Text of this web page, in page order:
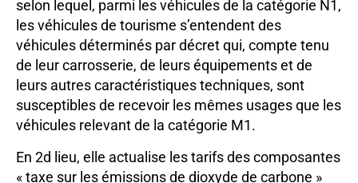
selon lequel, parmi les véhicules de la catégorie N1,
les véhicules de tourisme s’entendent des
véhicules déterminés par décret qui, compte tenu
de leur carrosserie, de leurs équipements et de
leurs autres caractéristiques techniques, sont
susceptibles de recevoir les mêmes usages que les
véhicules relevant de la catégorie M1.
En 2d lieu, elle actualise les tarifs des composantes
« taxe sur les émissions de dioxyde de carbone »